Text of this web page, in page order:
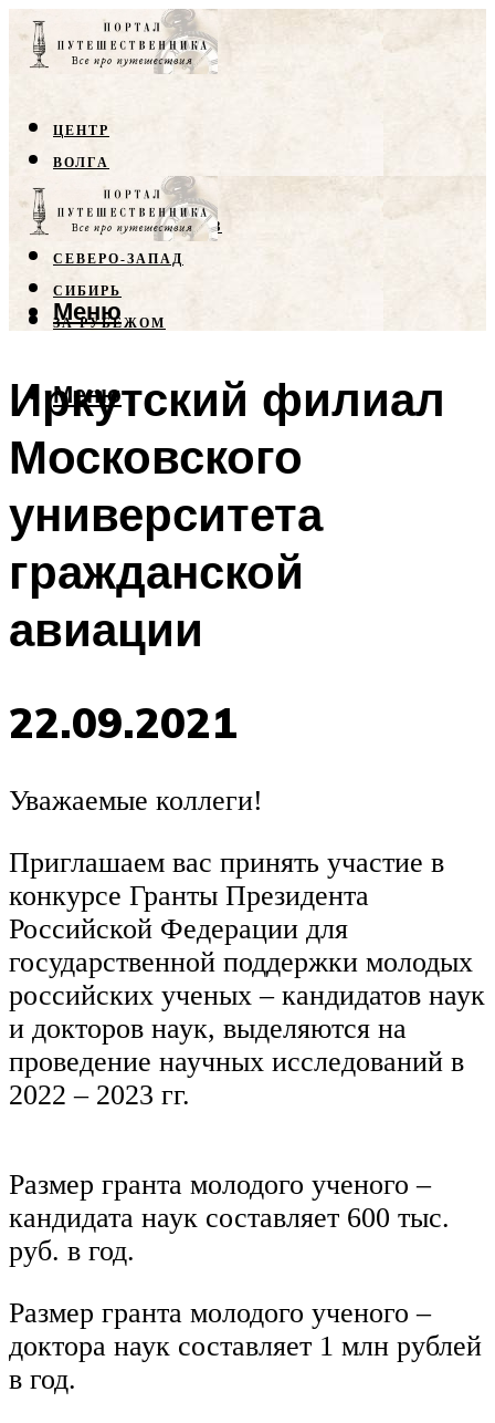
ЦЕНТР
ВОЛГА
КРЫМ
СЕВЕРНЫЙ КАВКАЗ
СЕВЕРО-ЗАПАД
СИБИРЬ
ЗА РУБЕЖОМ
Меню
Меню
Иркутский филиал
Московского
университета
гражданской
авиации
22.09.2021
Уважаемые коллеги!
Приглашаем вас принять участие в
конкурсе Гранты Президента
Российской Федерации для
государственной поддержки молодых
российских ученых – кандидатов наук
и докторов наук, выделяются на
проведение научных исследований в
2022 – 2023 гг.
Размер гранта молодого ученого –
кандидата наук составляет 600 тыс.
руб. в год.
Размер гранта молодого ученого –
доктора наук составляет 1 млн рублей
в год.